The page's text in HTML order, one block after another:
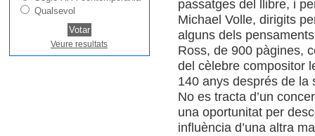
Qualsevol
Veure resultats
passatges del llibre, i
Michael Volle, dirigits
alguns dels
Ross, de 900 pàgines,
del cèlebre compositor
140 anys després de la
No es tracta d’un
una oportunitat per
influència d’una altra